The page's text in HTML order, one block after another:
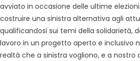
avviato in occasione delle ultime
costruire una sinistra alternativa agli
qualificandosi sui temi della solidarietà,
lavoro in un progetto aperto e inclusivo
realtà che a sinistra vogliono, e a nostro